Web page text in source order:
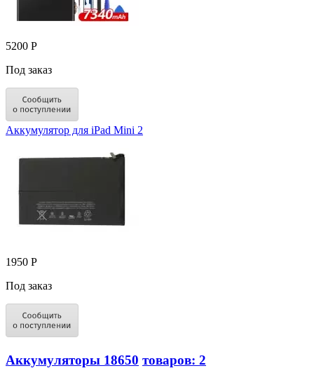
5200 Р
Под заказ
Аккумулятор для iPad Mini 2
1950 Р
Под заказ
Аккумуляторы 18650 товаров: 2